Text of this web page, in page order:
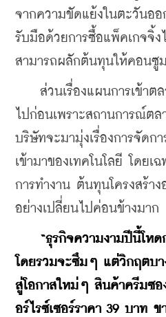
จากความขัดแย้งในตะวันอ
รับมือด้วยการซื้อแพ็คเกจจิ้ง
สามารถผลักต้นทุนให้คอนซู
ส่วนเรื่องแผนการเข้าตล
ไปก่อนเพราะสถานการณ์ต
บริษัทจะมามุ่งเรื่องการจัดก
เข้ามาของเทคโนโลยี โดย
การทำงาน ต้นทุนโครงสร้า
อย่างเปลี่ยนไปค่อนข้างมาก
“ธุรกิจความงามปีนี้โห
โดยรวมจะซึมๆ แต่วิกฤตบา
สู่โอกาสใหม่ๆ สินค้าครีมซอ
อร์ไรซ์เซอร์ราคา 39 บาท